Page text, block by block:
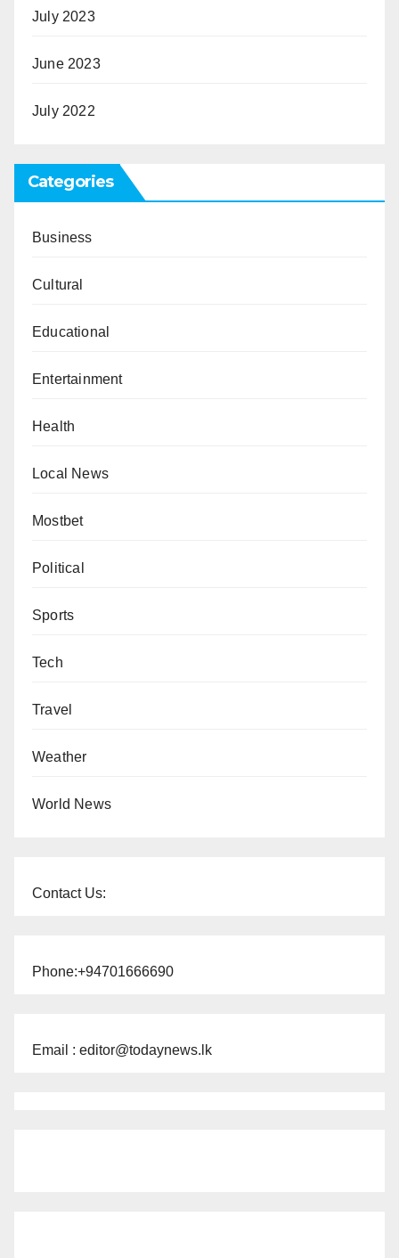
July 2023
June 2023
July 2022
Categories
Business
Cultural
Educational
Entertainment
Health
Local News
Mostbet
Political
Sports
Tech
Travel
Weather
World News
Contact Us:
Phone:+94701666690
Email : editor@todaynews.lk